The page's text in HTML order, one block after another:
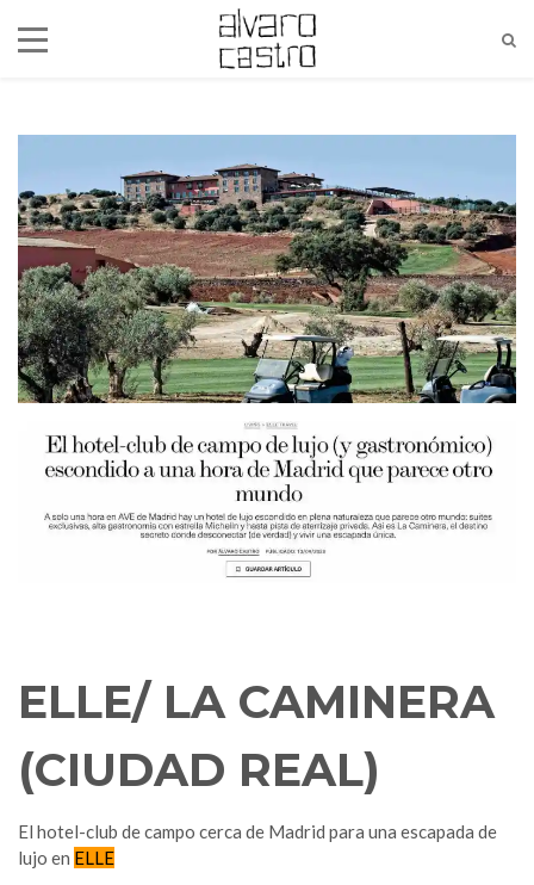
alvaro@alvarocastro.com
ELLE/ LA CAMINERA
(CIUDAD REAL)
El hotel-club de campo cerca de Madrid para una escapada de
lujo en ELLE